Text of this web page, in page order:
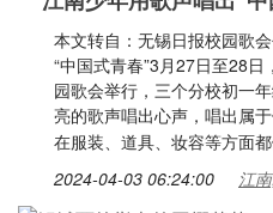
本文转自：无锡日报校园歌
“中国式青春”3月27日至28
园歌会举行，三个分校初一
亮的歌声唱出心声，唱出属
在服装、道具、妆容等方面
2024-04-03 06:24:00 江